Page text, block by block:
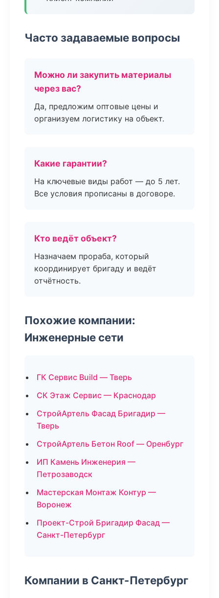
Часто задаваемые вопросы
Можно ли закупить материалы
через вас?
Да, предложим оптовые цены и
организуем логистику на объект.
Какие гарантии?
На ключевые виды работ — до 5 лет.
Все условия прописаны в договоре.
Кто ведёт объект?
Назначаем прораба, который
координирует бригаду и ведёт
отчётность.
Похожие компании:
Инженерные сети
ГК Сервис Build — Тверь
СК Этаж Сервис — Краснодар
СтройАртель Фасад Бригадир —
Тверь
СтройАртель Бетон Roof — Оренбург
ИП Камень Инженерия —
Петрозаводск
Мастерская Монтаж Контур —
Воронеж
Проект-Строй Бригадир Фасад —
Санкт-Петербург
Компании в Санкт-Петербург